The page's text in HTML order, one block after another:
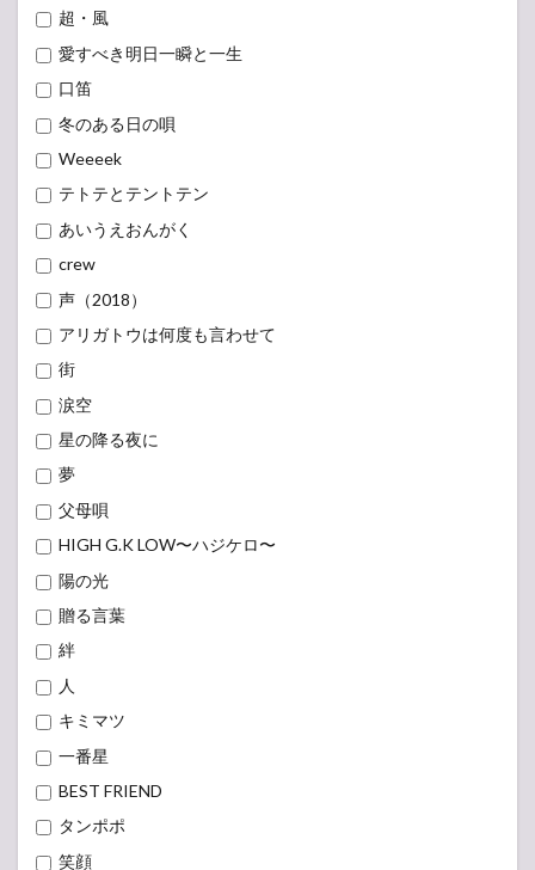
超・風
愛すべき明日一瞬と一生
口笛
冬のある日の唄
Weeeek
テトテとテントテン
あいうえおんがく
crew
声（2018）
アリガトウは何度も言わせて
街
涙空
星の降る夜に
夢
父母唄
HIGH G.K LOW〜ハジケロ〜
陽の光
贈る言葉
絆
人
キミマツ
一番星
BEST FRIEND
タンポポ
笑顔